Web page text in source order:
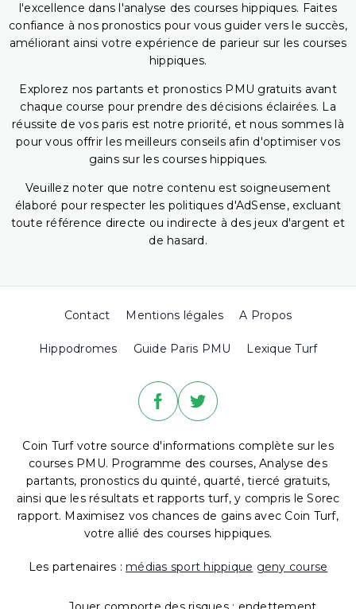
l'excellence dans l'analyse des courses hippiques. Faites
confiance à nos pronostics pour vous guider vers le succès,
améliorant ainsi votre expérience de parieur sur les courses
hippiques.
Explorez nos partants et pronostics PMU gratuits avant
chaque course pour prendre des décisions éclairées. La
réussite de vos paris est notre priorité, et nous sommes là
pour vous offrir les meilleurs conseils afin d'optimiser vos
gains sur les courses hippiques.
Veuillez noter que notre contenu est soigneusement
élaboré pour respecter les politiques d'AdSense, excluant
toute référence directe ou indirecte à des jeux d'argent et
de hasard.
Contact Mentions légales A Propos
Hippodromes Guide Paris PMU Lexique Turf
Coin Turf votre source d'informations complète sur les
courses PMU. Programme des courses, Analyse des
partants, pronostics du quinté, quarté, tiercé gratuits,
ainsi que les résultats et rapports turf, y compris le Sorec
rapport. Maximisez vos chances de gains avec Coin Turf,
votre allié des courses hippiques.
Les partenaires : médias sport hippique geny course